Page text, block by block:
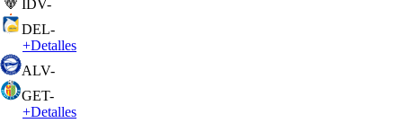
IDV-
DEL-
+Detalles
ALV-
GET-
+Detalles